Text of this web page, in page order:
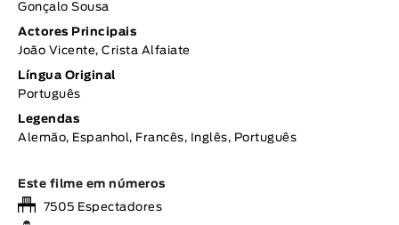
Gonçalo Sousa
Actores Principais
João Vicente, Crista Alfaiate
Língua Original
Português
Legendas
Alemão, Espanhol, Francês, Inglês, Português
Este filme em números
7505 Espectadores